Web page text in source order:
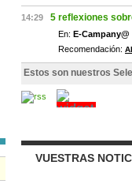
14:29 5 reflexiones
En: E-Campany@
Recomendación:
Estos son nuestros
VUESTRAS